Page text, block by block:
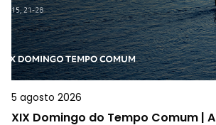
5 agosto 2026
XIX Domingo do Tempo Comum | A